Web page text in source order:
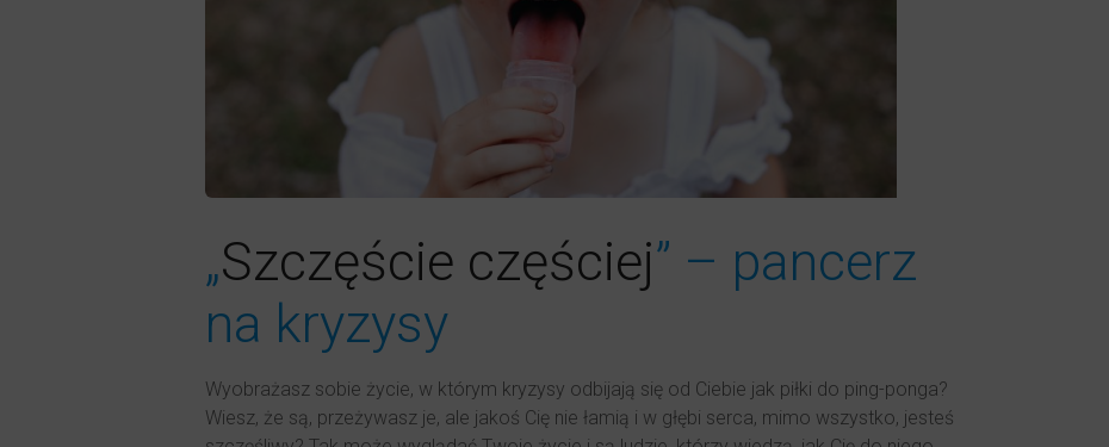
„Szczęście częściej” – pancerz
na kryzysy
Wyobrażasz sobie życie, w którym kryzysy odbijają się od Ciebie jak piłki do ping-ponga?
Wiesz, że są, przeżywasz je, ale jakoś Cię nie łamią i w głębi serca, mimo wszystko, jesteś